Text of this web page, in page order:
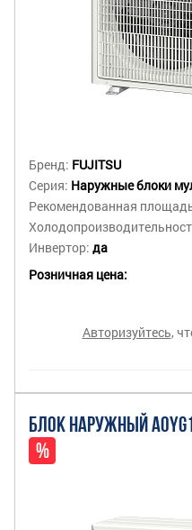
Бренд: FUJITSU
Серия: Наружные блоки
Рекомендованная
Инвертор: да
Розничная цена:
Авторизуйтесь,
БЛОК НАРУЖНЫЙ